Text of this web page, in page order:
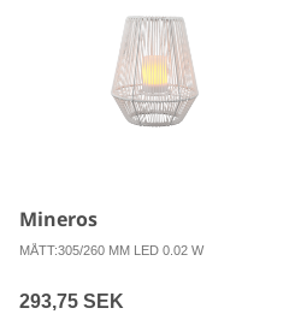
Mineros
MÅTT:305/260 MM LED 0.02 W
293,75 SEK